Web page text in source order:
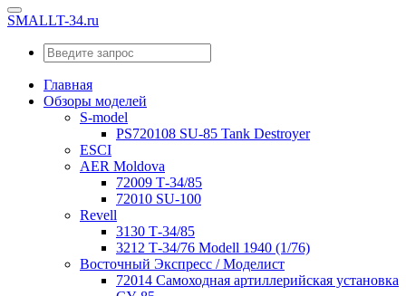
SMALLT-34.ru
Главная
Обзоры моделей
S-model
PS720108 SU-85 Tank Destroyer
ESCI
AER Moldova
72009 Т-34/85
72010 SU-100
Revell
3130 Т-34/85
3212 Т-34/76 Modell 1940 (1/76)
Восточный Экспресс / Моделист
72014 Самоходная артиллерийская установка